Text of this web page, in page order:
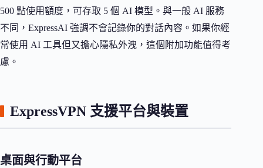
500 點使用額度，可存取 5 個 AI 模型。與一般 AI 服務
不同，ExpressAI 強調不會記錄你的對話內容。如果你經
常使用 AI 工具但又擔心隱私外洩，這個附加功能值得考
慮。
ExpressVPN 支援平台與裝置
桌面與行動平台